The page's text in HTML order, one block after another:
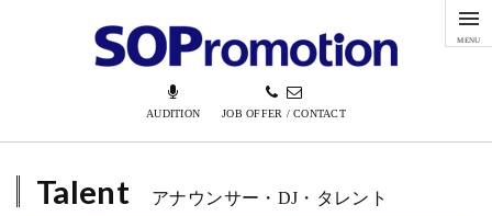
AUDITION JOB OFFER / CONTACT
MENU
Talent アナウンサー・DJ・タレント